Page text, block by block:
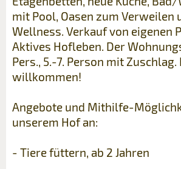
mit Pool, Oasen zum Verweilen
Wellness. Verkauf von eigenen
Aktives Hofleben. Der
Pers., 5.-7. Person mit
willkommen!
Angebote und Mithilfe-
unserem Hof an:
- Tiere füttern, ab 2 Jahren